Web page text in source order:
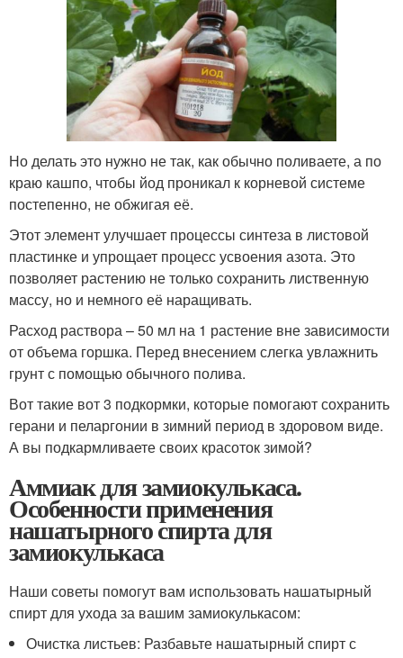
Но делать это нужно не так, как обычно поливаете, а по
краю кашпо, чтобы йод проникал к корневой системе
постепенно, не обжигая её.
Этот элемент улучшает процессы синтеза в листовой
пластинке и упрощает процесс усвоения азота. Это
позволяет растению не только сохранить лиственную
массу, но и немного её наращивать.
Расход раствора – 50 мл на 1 растение вне зависимости
от объема горшка. Перед внесением слегка увлажнить
грунт с помощью обычного полива.
Вот такие вот 3 подкормки, которые помогают сохранить
герани и пеларгонии в зимний период в здоровом виде.
А вы подкармливаете своих красоток зимой?
Аммиак для замиокулькаса.
Особенности применения
нашатырного спирта для
замиокулькаса
Наши советы помогут вам использовать нашатырный
спирт для ухода за вашим замиокулькасом:
Очистка листьев: Разбавьте нашатырный спирт с